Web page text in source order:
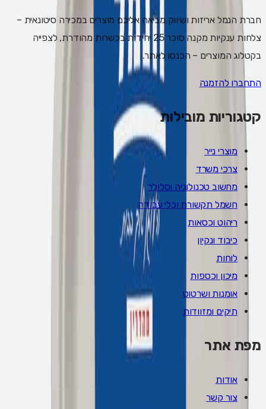
חברת הנמל אריזות ושיווק מביאה אליכם מוצרים במכירה סיטונאית –
צלחות ענקיות מקנה סוכר 25 יחידות בכשרות מהודרת, לצפייה
בקטלוג המוצרים – הכנסו לאתר.
התחברו להזמנה
קטגוריות מובילות
מוצרי נייר
צרכי משרד
מחשוב טכנולוגיה וסלולר
חשמל תקשורת וכלי עבודה
ריהוט וכסאות
כיבוד ונקיון
לוחות
מיכון וכספות
אומנות ושרטוט
תיקים ומזוודות
מפת אתר
אודות
צור קשר